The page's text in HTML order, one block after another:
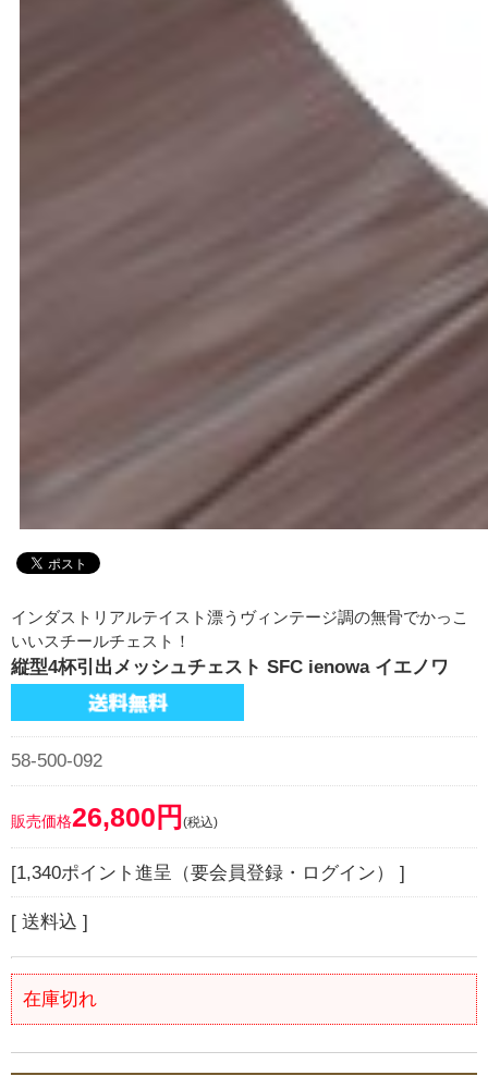
インダストリアルテイスト漂うヴィンテージ調の無骨でかっこ
いいスチールチェスト！
縦型4杯引出メッシュチェスト SFC ienowa イエノワ
58-500-092
販売価格26,800円 (税込)
[1,340ポイント進呈（要会員登録・ログイン） ]
[ 送料込 ]
在庫切れ